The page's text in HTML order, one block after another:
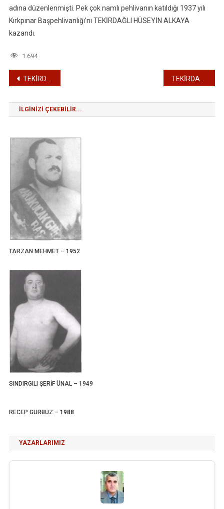
adına düzenlenmişti. Pek çok namlı pehlivanın katıldığı 1937 yılı
Kırkpınar Başpehlivanlığı’nı TEKİRDAĞLI HÜSEYİN ALKAYA
kazandı.
1.694
Yazı
gezinmesi
TEKİRDAĞLI HÜSEYİN ALKAYA – 1936
İLGINIZI ÇEKEBILIR...
TARZAN MEHMET – 1952
SINDIRGILI ŞERİF ÜNAL – 1949
RECEP GÜRBÜZ – 1988
YAZARLARIMIZ